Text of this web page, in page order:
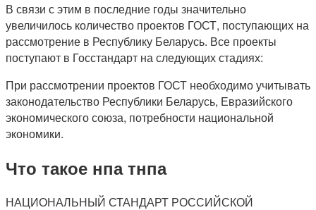
В связи с этим в последние годы значительно
увеличилось количество проектов ГОСТ, поступающих на
рассмотрение в Республику Беларусь. Все проекты
поступают в Госстандарт на следующих стадиях:
При рассмотрении проектов ГОСТ необходимо учитывать
законодательство Республики Беларусь, Евразийского
экономического союза, потребности национальной
экономики.
Что такое нпа тнпа
НАЦИОНАЛЬНЫЙ СТАНДАРТ РОССИЙСКОЙ